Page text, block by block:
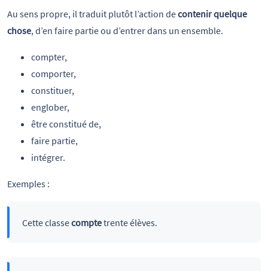
Au sens propre, il traduit plutôt l’action decontenir quelque
chose, d’en faire partie ou d’entrer dans un ensemble.
compter,
comporter,
constituer,
englober,
être constitué de,
faire partie,
intégrer.
Exemples :
Cette classecomptetrente élèves.